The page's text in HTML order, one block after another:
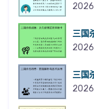
三国
三国